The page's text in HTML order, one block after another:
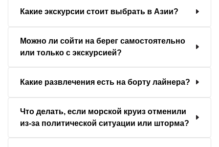
Какие экскурсии стоит выбрать в Азии?
Можно ли сойти на берег самостоятельно
или только с экскурсией?
Какие развлечения есть на борту лайнера?
Что делать, если морской круиз отменили
из-за политической ситуации или шторма?